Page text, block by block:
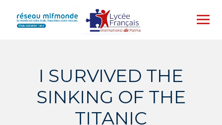
content
I SURVIVED THE
SINKING OF THE
TITANIC